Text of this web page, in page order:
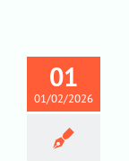
01
01/02/2026